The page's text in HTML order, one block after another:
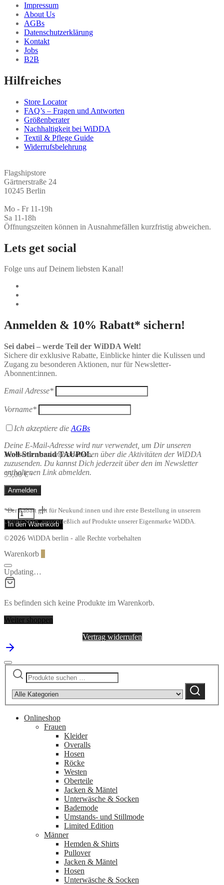
Woll-Stirnband TAUPOL
35,00€ *
2 vorrätig
Woll-
Stirnband
TAUPOL
Menge
In den Warenkorb
Impressum
About Us
AGBs
Datenschutzerklärung
Kontakt
Jobs
B2B
Hilfreiches
Store Locator
FAQ’s – Fragen und Antworten
Größenberater
Nachhaltigkeit bei WiDDA
Textil & Pflege Guide
Widerrufsbelehrung
Flagshipstore
Gärtnerstraße 24
10245 Berlin
Mo - Fr 11-19h
Sa 11-18h
Öffnungszeiten können in Ausnahmefällen kurzfristig abweichen.
Lets get social
Folge uns auf Deinem liebsten Kanal!
Anmelden & 10% Rabatt* sichern!
Sei dabei – werde Teil der WiDDA Welt!
Sichere dir exklusive Rabatte, Einblicke hinter die Kulissen und
Zugang zu besonderen Aktionen, nur für Newsletter-
Abonnent:innen.
Email Adresse*
Vorname*
Ich akzeptiere die AGBs
Deine E-Mail-Adresse wird nur verwendet, um Dir unseren
Newsletter und Informationen über die Aktivitäten der WiDDA
zuzusenden. Du kannst Dich jederzeit über den im Newsletter
enthaltenen Link abmelden.
*Der Rabatt gilt für Neukund:innen und ihre erste Bestellung in unserem
Online-Shop, ausschließlich auf Produkte unserer Eigenmarke WiDDA.
©2026 WiDDA berlin - alle Rechte vorbehalten
Warenkorb
Updating…
Es befinden sich keine Produkte im Warenkorb.
Weiter shoppen
Vertrag widerrufen
Suchen
nach:
category:
Suchen
Onlineshop
Frauen
Kleider
Overalls
Hosen
Röcke
Westen
Oberteile
Jacken & Mäntel
Unterwäsche & Socken
Bademode
Umstands- und Stillmode
Limited Edition
Männer
Hemden & Shirts
Pullover
Jacken & Mäntel
Hosen
Unterwäsche & Socken